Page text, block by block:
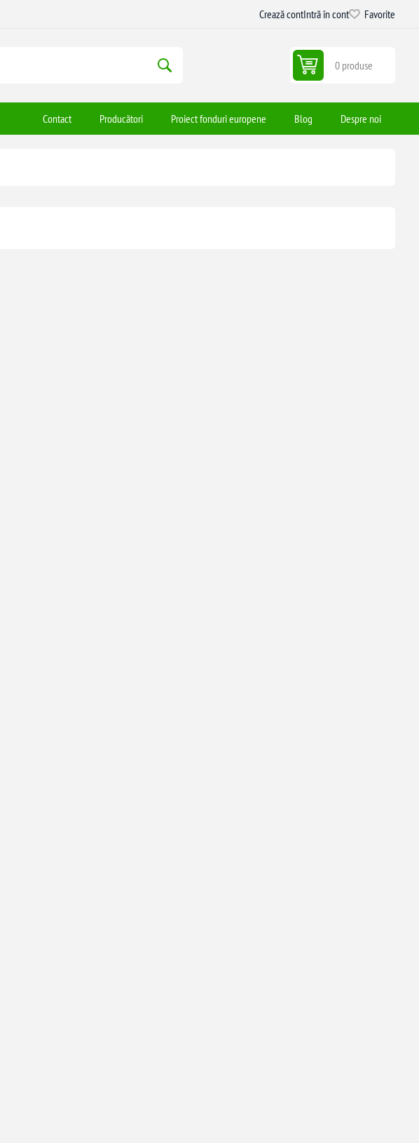
Crează contIntră în cont Favorite
0 produse
Contact Producători Proiect fonduri europene Blog Despre noi